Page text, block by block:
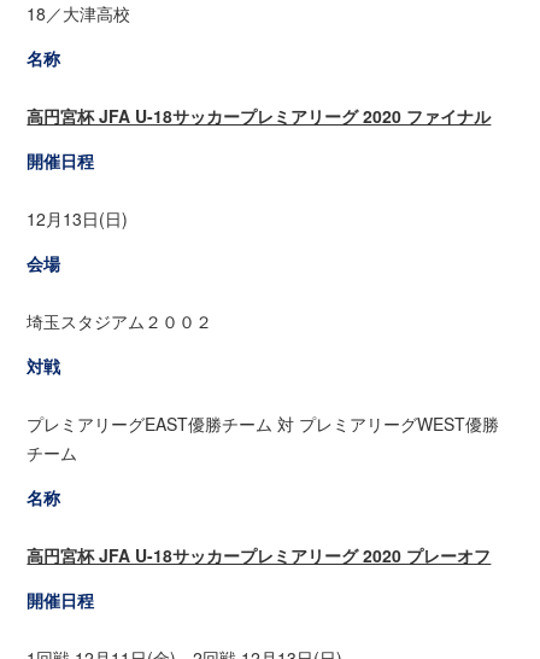
18／大津高校
名称
高円宮杯 JFA U-18サッカープレミアリーグ 2020 ファイナル
開催日程
12月13日(日)
会場
埼玉スタジアム２００２
対戦
プレミアリーグEAST優勝チーム 対 プレミアリーグWEST優勝
チーム
名称
高円宮杯 JFA U-18サッカープレミアリーグ 2020 プレーオフ
開催日程